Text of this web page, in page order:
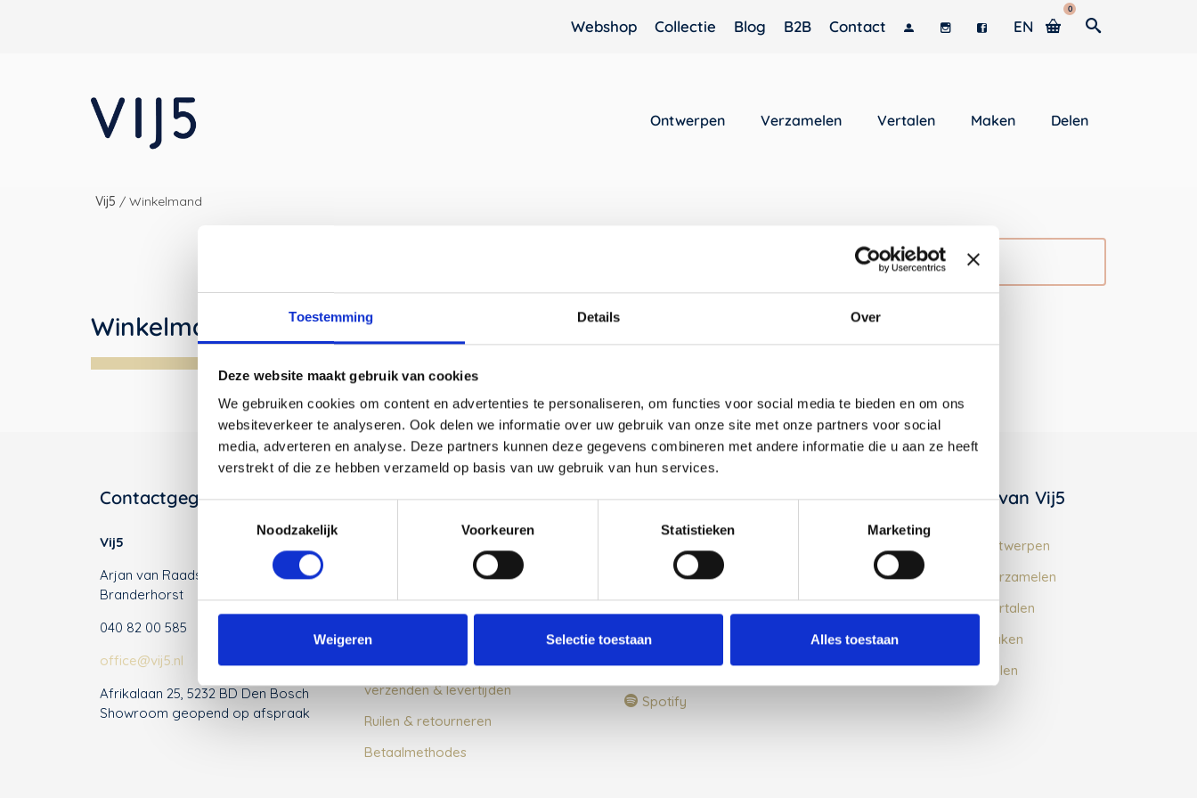
Toestemming Details Over
Deze website maakt gebruik van cookies
We gebruiken cookies om content en advertenties te personaliseren, om functies voor social media te bieden en om ons
websiteverkeer te analyseren. Ook delen we informatie over uw gebruik van onze site met onze partners voor social
media, adverteren en analyse. Deze partners kunnen deze gegevens combineren met andere informatie die u aan ze heeft
verstrekt of die ze hebben verzameld op basis van uw gebruik van hun services.
Toestemmingsselectie
Noodzakelijk
Voorkeuren Statistieken Marketing
Weigeren Selectie toestaan Alles toestaan
0
Webshop Collectie Blog B2B Contact EN
Ontwerpen Verzamelen Vertalen Maken Delen
Vij5 / Winkelmand
Winkelmand
Contactgegevens
Vij5
Arjan van Raadshooven & Anieke
Branderhorst
040 82 00 585
office@vij5.nl
Afrikalaan 25, 5232 BD Den Bosch
Showroom geopend op afspraak
Klantenservice
Privacy beleid
Veelgestelde vragen over
verzenden & levertijden
Ruilen & retourneren
Betaalmethodes
Social Media
Facebook
YouTube
LinkedIn
Spotify
De 5 stappen van Vij5
Stap 1 van Vij5: Ontwerpen
Stap 2 van Vij5: Verzamelen
Stap 3 van Vij5: Vertalen
Stap 4 van Vij5: Maken
Stap 5 van Vij5: Delen